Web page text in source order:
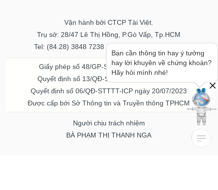
Vận hành bởi CTCP Tài Việt.
Trụ sở: 28/47 Lê Thị Hồng, P.Gò Vấp, Tp.HCM
Tel: (84.28) 3848 7238 - Fax: (84.28) 3848 7237
Giấy phép số 48/GP-STTTT ngày 04/11/2016
Quyết định số 13/QĐ-STTTT ngày 02/11/2017
Quyết định số 06/QĐ-STTTT-ICP ngày 20/07/2023
Được cấp bởi Sở Thông tin và Truyền thông TPHCM
Người chịu trách nhiệm
BÀ PHẠM THỊ THANH NGA
Bạn cần thông tin hay ý tưởng
hay lời khuyên về chứng khoán?
Hãy hỏi mình nhé!